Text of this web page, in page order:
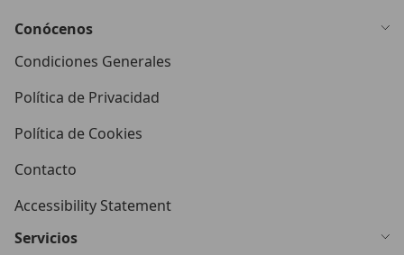
Conócenos
Condiciones Generales
Política de Privacidad
Política de Cookies
Contacto
Accessibility Statement
Servicios